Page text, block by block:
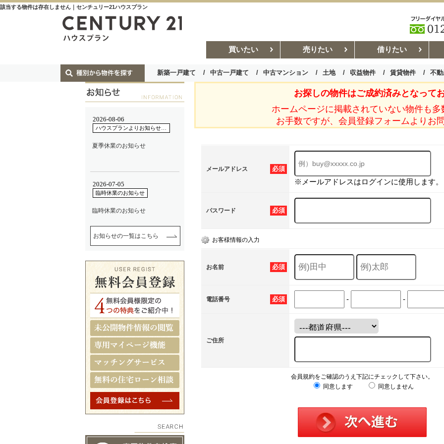
該当する物件は存在しません｜センチュリー21ハウスプラン
買いたい 売りたい 借りたい
新築一戸建て 中古一戸建て 中古マンション 土地 収益物件 賃貸物件 不
お部屋探しコラム 賃貸管理コ
お探しの物件はご成約済みとなってお
ホームページに掲載されていない物件も多
お手数ですが、会員登録フォームよりお
必須
メールアドレス
※メールアドレスはログインに使用します。
必須
パスワード
お客様情報の入力
必須
お名前
必須
電話番号 - -
ご住所
会員規約をご確認のうえ下記にチェックして下さい。
同意します
同意しません
お知らせの一覧はこちら